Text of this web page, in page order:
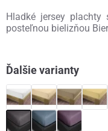
Hladké jersey
posteľnou bielizňou
Ďalšie varianty